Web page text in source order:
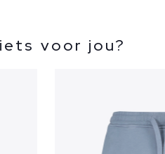
voor jou?